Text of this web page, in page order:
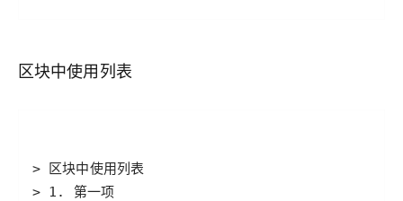
区块中使用列表
> 1. 第一项